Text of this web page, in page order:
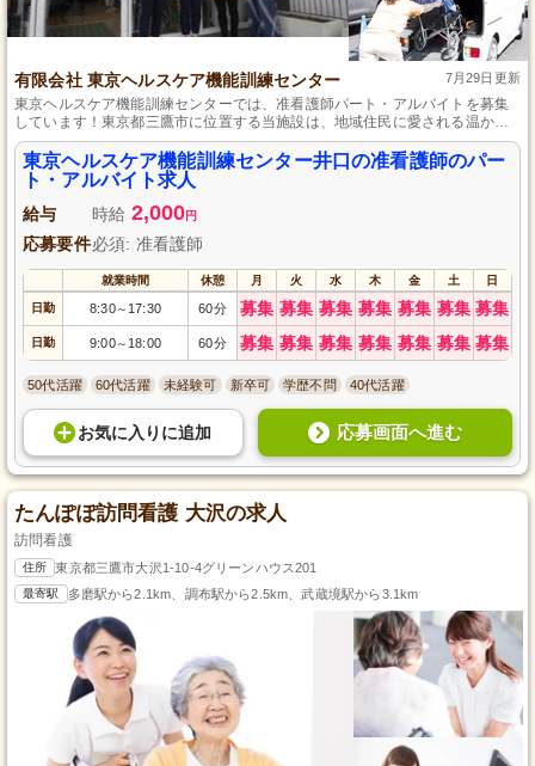
有限会社 東京ヘルスケア機能訓練センター 7月29日更新
東京ヘルスケア機能訓練センターでは、准看護師パート・アルバイトを募集
しています！東京都三鷹市に位置する当施設は、地域住民に愛される温かい
デイサービスを提供しています。未経験からでもサポート体制が整ってお
り、柔軟な働き方が可能です。資格を活かして人の役に立つことにやりがい
を感じる方、ぜひご応募ください。家庭や子育てとの両立も無理なく続けら
れる環境です。あなたの温かい手で利用者様の生活を支えてみませんか？
東京ヘルスケア機能訓練センター井口の准看護師のパー
ト・アルバイト求人
給与 時給 2,000円
応募要件必須: 准看護師
就業時間 休憩 月 火 水 木 金 土 日
日勤 8:30～ 17:30 60分 募集 募集 募集 募集 募集 募集 募集
日勤 9:00～ 18:00 60分 募集 募集 募集 募集 募集 募集 募集
50代活躍 60代活躍 未経験可 新卒可 学歴不問 40代活躍
お気に入り に追加 応募画面へ進む
たんぽぽ訪問看護 大沢の求人
訪問看護
住所 東京都三鷹市大沢1-10-4グリーンハウス201
最寄駅 多磨駅から2.1km、調布駅から2.5km、武蔵境駅から3.1km